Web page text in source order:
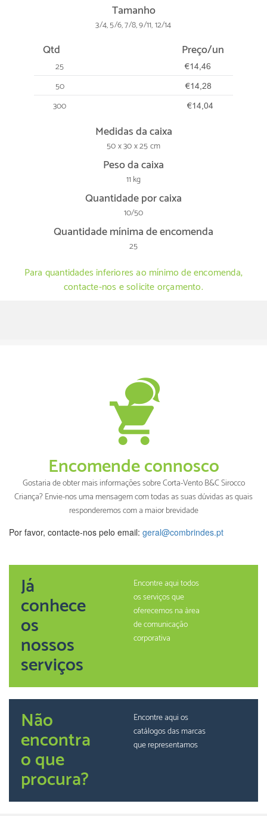
Tamanho
3/4, 5/6, 7/8, 9/11, 12/14
Qtd Preço/un
25 €14,46
50 €14,28
300 €14,04
Medidas da caixa
50 x 30 x 25 cm
Peso da caixa
11 kg
Quantidade por caixa
10/50
Quantidade mínima de encomenda
25
Para quantidades inferiores ao mínimo de encomenda,
contacte-nos e solicite orçamento.
Encomende connosco
Gostaria de obter mais informações sobre Corta-Vento B&C Sirocco
Criança? Envie-nos uma mensagem com todas as suas dúvidas as quais
responderemos com a maior brevidade
Por favor, contacte-nos pelo email: geral@combrindes.pt
Já
conhece
os
nossos
serviços
Encontre aqui todos
os serviços que
oferecemos na àrea
de comunicação
corporativa
Não
encontra
o que
procura?
Encontre aqui os
catálogos das marcas
que representamos